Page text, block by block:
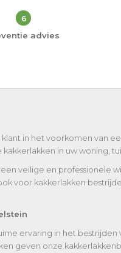
6
advies
in het voorkomen van
in uw woning,
veilige en professionele
kakkerlakken
ervaring in het
geven onze